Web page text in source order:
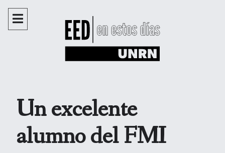
Un excelente
alumno del FMI